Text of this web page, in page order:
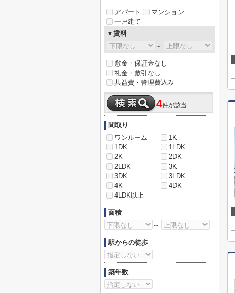
アパート
マンション
一戸建て
▼賃料
～
敷金・保証金なし
礼金・敷引なし
共益費・管理費込み
4件が該当
間取り
ワンルーム
1K
1DK
1LDK
2K
2DK
2LDK
3K
3DK
3LDK
4K
4DK
4LDK以上
面積
～
駅からの徒歩
築年数